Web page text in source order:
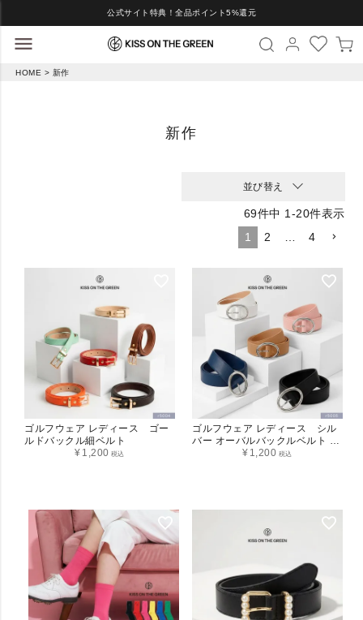
公式サイト特典！全品ポイント5%還元
HOME 新作
新作
並び替え
69件中 1 -20件表示
1
2 4
ゴルフウェア レディース ゴー
ルドバックル細ベルト
¥ 1,200 税込
ゴルフウェア レディース シル
バー オーバルバックルベルト ゴ
ルフベルト¥ 1,200 税込